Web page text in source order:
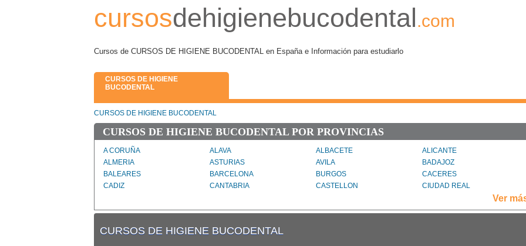
cursosdehigienebucodental.com
Cursos de CURSOS DE HIGIENE BUCODENTAL en España e Información para estudiarlo
CURSOS DE HIGIENE
BUCODENTAL
CURSOS DE HIGIENE BUCODENTAL
CURSOS DE HIGIENE BUCODENTAL POR PROVINCIAS
A CORUÑA ALAVA ALBACETE
ALICANTE
ALMERIA
ASTURIAS AVILA
BADAJOZ
BALEARES
BARCELONA BURGOS
CACERES
CADIZ
CANTABRIA CASTELLON
CIUDAD REAL
GUADALAJARA
GUIPUZCOA HUELVA
HUESCA
LLEIDA
LUGO
Ver
CURSOS DE HIGIENE BUCODENTAL